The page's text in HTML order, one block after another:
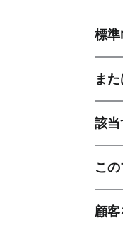
標
ま
該
こ
顧